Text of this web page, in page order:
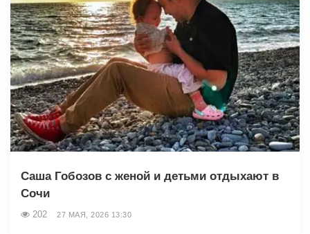
Саша Гобозов с женой и детьми отдыхают в
Сочи
202 27 МАЯ, 2026 13:30